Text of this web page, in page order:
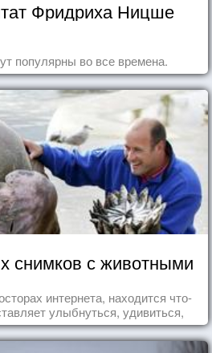
Фридриха Ницше
популярны во все времена.
снимков с животными
интернета, находится что-
улыбнуться, удивиться,